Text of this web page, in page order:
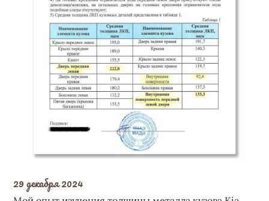
29 декабря 2024